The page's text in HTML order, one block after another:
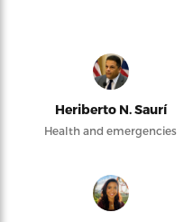
Heriberto N. Saurí
Health and emergencies